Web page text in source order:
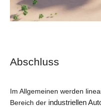
Abschluss
Im Allgemeinen werden
Bereich der industriellen